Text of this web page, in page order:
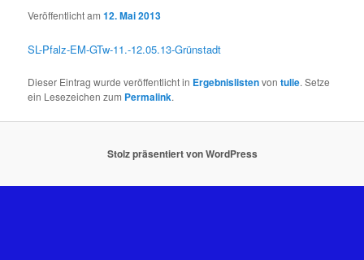
Veröffentlicht am12. Mai 2013
SL-Pfalz-EM-GTw-11.-12.05.13-Grünstadt
Dieser Eintrag wurde veröffentlicht in Ergebnislistenvontulie. Setze
ein Lesezeichen zum Permalink.
Stolz präsentiert von WordPress